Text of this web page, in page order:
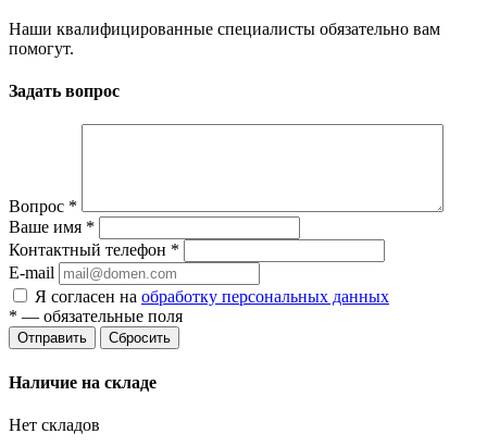
Наши квалифицированные специалисты обязательно вам
помогут.
Задать вопрос
Вопрос *
Ваше имя *
Контактный телефон *
E-mail
Я согласен на обработку персональных данных
* — обязательные поля
Сбросить
Наличие на складе
Нет складов